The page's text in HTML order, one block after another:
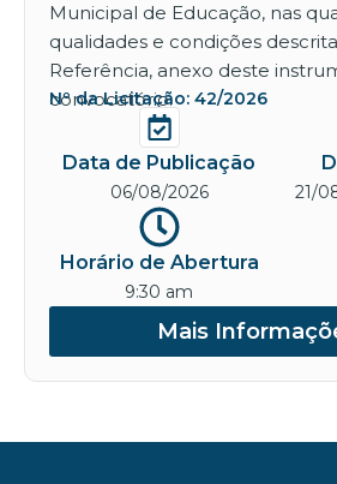
Municipal de Educação, nas
qualidades e condições
Referência, anexo deste
convocatório.
Nº da Licitação: 42/2026
Data de Publicação
06/08/2026 21/
Horário de Abertura
9:30 am
Mais